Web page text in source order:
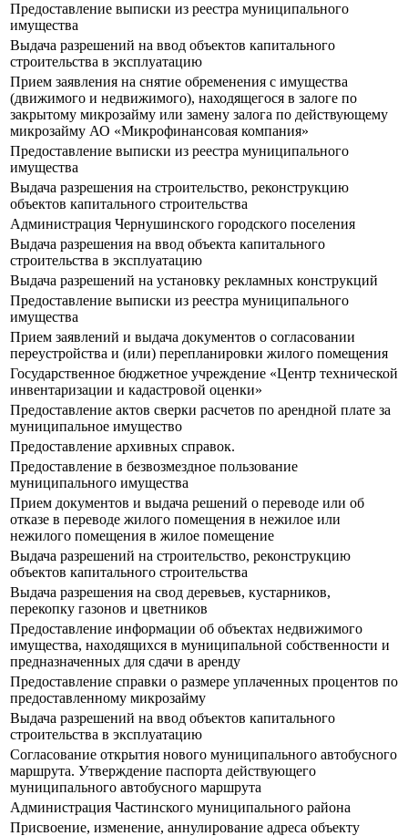
Предоставление выписки из реестра муниципального
имущества
Выдача разрешений на ввод объектов капитального
строительства в эксплуатацию
Прием заявления на снятие обременения с имущества
(движимого и недвижимого), находящегося в залоге по
закрытому микрозайму или замену залога по действующему
микрозайму АО «Микрофинансовая компания»
Предоставление выписки из реестра муниципального
имущества
Выдача разрешения на строительство, реконструкцию
объектов капитального строительства
Администрация Чернушинского городского поселения
Выдача разрешения на ввод объекта капитального
строительства в эксплуатацию
Выдача разрешений на установку рекламных конструкций
Предоставление выписки из реестра муниципального
имущества
Прием заявлений и выдача документов о согласовании
переустройства и (или) перепланировки жилого помещения
Государственное бюджетное учреждение «Центр технической
инвентаризации и кадастровой оценки»
Предоставление актов сверки расчетов по арендной плате за
муниципальное имущество
Предоставление архивных справок.
Предоставление в безвозмездное пользование
муниципального имущества
Прием документов и выдача решений о переводе или об
отказе в переводе жилого помещения в нежилое или
нежилого помещения в жилое помещение
Выдача разрешений на строительство, реконструкцию
объектов капитального строительства
Выдача разрешения на свод деревьев, кустарников,
перекопку газонов и цветников
Предоставление информации об объектах недвижимого
имущества, находящихся в муниципальной собственности и
предназначенных для сдачи в аренду
Предоставление справки о размере уплаченных процентов по
предоставленному микрозайму
Выдача разрешений на ввод объектов капитального
строительства в эксплуатацию
Согласование открытия нового муниципального автобусного
маршрута. Утверждение паспорта действующего
муниципального автобусного маршрута
Администрация Частинского муниципального района
Присвоение, изменение, аннулирование адреса объекту